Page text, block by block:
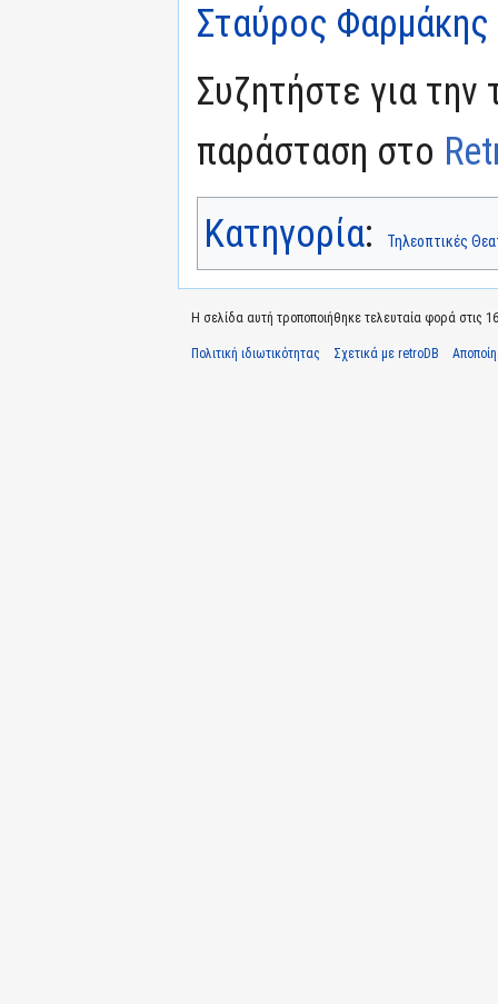
Σταύρος Φαρμάκης
Συζητήστε για την
παράσταση στο
Κατηγορία: Τηλεοπτικές
Η σελίδα αυτή τροποποιήθηκε τελευταία φορά στις
Πολιτική ιδιωτικότητας Σχετικά με retroDB